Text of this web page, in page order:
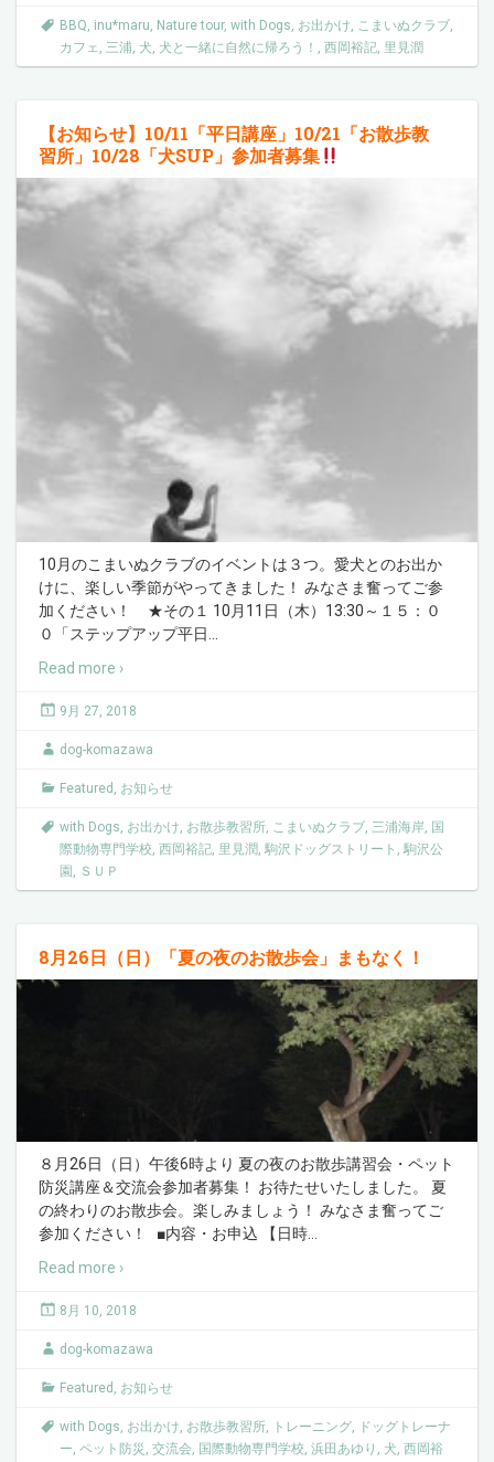
BBQ, inu*maru, Nature tour, with Dogs, お出かけ, こまいぬクラブ,
カフェ , 三浦, 犬, 犬と一緒に自然に帰ろう！ , 西岡裕記, 里見潤
【お知らせ】10/11「平日講座」10/21「お散歩教
習所」10/28「犬SUP」参加者募集
10月のこまいぬクラブのイベントは３つ。愛犬とのお出か
けに、楽しい季節がやってきました！ みなさま奮ってご参
加ください！ ★その１ 10月11日（木）13:30～１５：０
０「ステップアップ平日
Read more ›
9月 27, 2018
dog-komazawa
Featured , お知らせ
with Dogs, お出かけ, お散歩教習所, こまいぬクラブ, 三浦海岸, 国
際動物専門学校, 西岡裕記, 里見潤, 駒沢ドッグストリート , 駒沢公
園 , ＳＵＰ
8月26日（日）「夏の夜のお散歩会」まもなく！
８月26日（日）午後6時より 夏の夜のお散歩講習会・ペット
防災講座＆交流会参加者募集！ お待たせいたしました。 夏
の終わりのお散歩会。楽しみましょう！ みなさま奮ってご
参加ください！ ■内容・お申込 【日時
Read more ›
8月 10, 2018
dog-komazawa
Featured , お知らせ
with Dogs, お出かけ, お散歩教習所, トレーニング, ドッグトレーナ
ー, ペット防災 , 交流会, 国際動物専門学校, 浜田あゆり , 犬, 西岡裕